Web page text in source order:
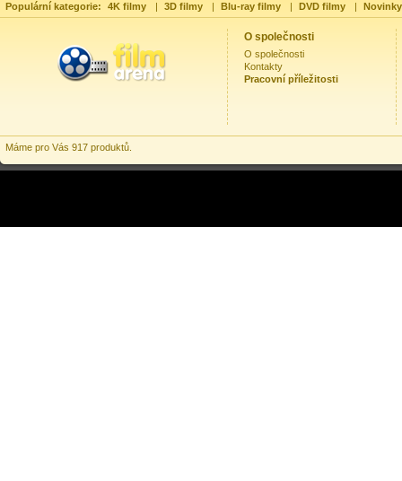
Populární kategorie: 4K filmy | 3D filmy | Blu-ray filmy | DVD filmy |
O společnosti
O společnosti
Kontakty
Pracovní příležitosti
Máme pro Vás 917 produktů.